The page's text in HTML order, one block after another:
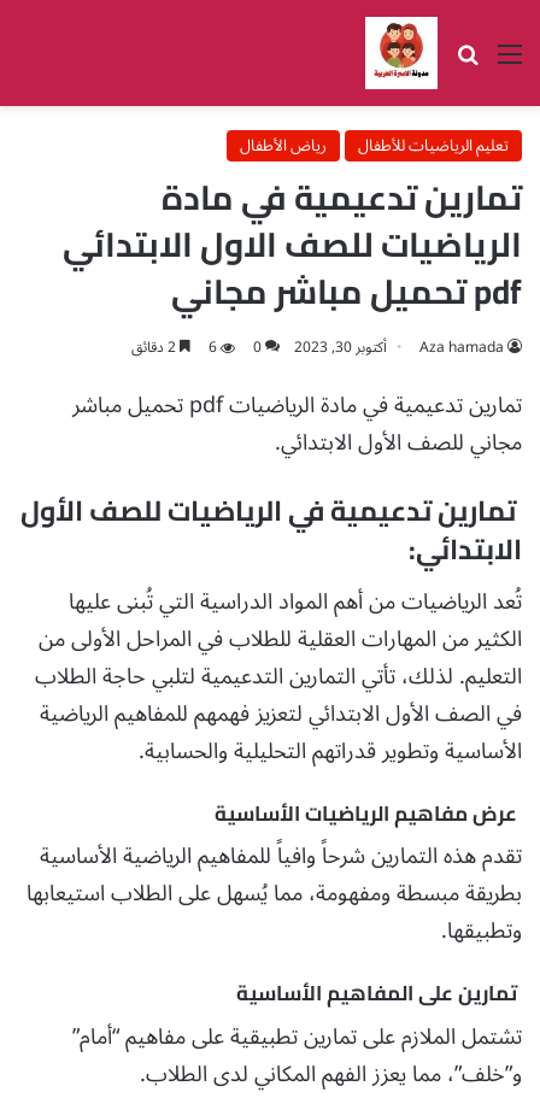
القائمة بحث عن
تعليم الرياضيات للأطفال رياض الأطفال
تمارين تدعيمية في مادة
الرياضيات للصف الاول الابتدائي
pdf تحميل مباشر مجاني
Aza hamada أكتوبر 30, 2023 0
6
تمارين تدعيمية في مادة الرياضيات pdf تحميل مباشر
مجاني للصف الأول الابتدائي.
تمارين تدعيمية في الرياضيات للصف الأول
الابتدائي:
تُعد الرياضيات من أهم المواد الدراسية التي تُبنى عليها
الكثير من المهارات العقلية للطلاب في المراحل الأولى من
التعليم. لذلك، تأتي التمارين التدعيمية لتلبي حاجة الطلاب
في الصف الأول الابتدائي لتعزيز فهمهم للمفاهيم الرياضية
الأساسية وتطوير قدراتهم التحليلية والحسابية.
عرض مفاهيم الرياضيات الأساسية
تقدم هذه التمارين شرحاً وافياً للمفاهيم الرياضية الأساسية
بطريقة مبسطة ومفهومة، مما يُسهل على الطلاب استيعابها
وتطبيقها.
تمارين على المفاهيم الأساسية
تشتمل الملازم على تمارين تطبيقية على مفاهيم “أمام”
و”خلف”، مما يعزز الفهم المكاني لدى الطلاب.